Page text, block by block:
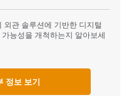
외관 솔루션에 기반한 디지털
능성을 개척하는지 알아보세
정보 보기